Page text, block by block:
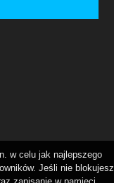
w celu jak najlepszego
Jeśli nie blokujesz